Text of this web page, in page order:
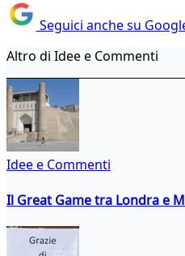
Seguici anche su
Altro di Idee e Commenti
Idee e Commenti
Il Great Game tra Londra e